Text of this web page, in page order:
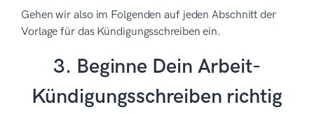
Gehen wir also im Folgenden auf jeden Abschnitt der
Vorlage für das Kündigungsschreiben ein.
3. Beginne Dein Arbeit-
Kündigungsschreiben richtig